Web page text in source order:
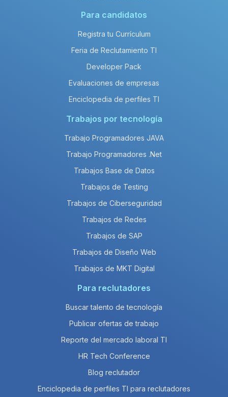
Para candidatos
Registra tu Currículum
Feria de Reclutamiento TI
Developer Pack
Evaluaciones de empresas
Enciclopedia de perfiles TI
Trabajos por tecnología
Trabajo Programadores JAVA
Trabajo Programadores .Net
Trabajos Base de Datos
Trabajos de Testing
Trabajos de Ciberseguridad
Trabajos de Redes
Trabajos de SAP
Trabajos de Diseño Web
Trabajos de MKT Digital
Para reclutadores
Buscar talento de tecnología
Publicar ofertas de trabajo
Reporte del mercado laboral TI
HR Tech Conference
Blog reclutador
Enciclopedia de perfiles TI para reclutadores